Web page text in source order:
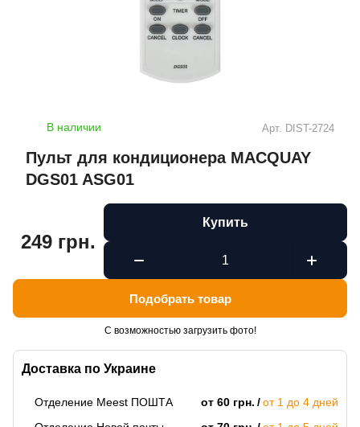
В наличии Арт. DIST-2724
Пульт для кондиционера MACQUAY
DGS01 ASG01
Доставка по Украине
Отделение Meest ПОШТА от 60 грн.
от 1 до 4 дней
249 грн.
Купить
Подобрать товар
С возможностью загрузить фото!